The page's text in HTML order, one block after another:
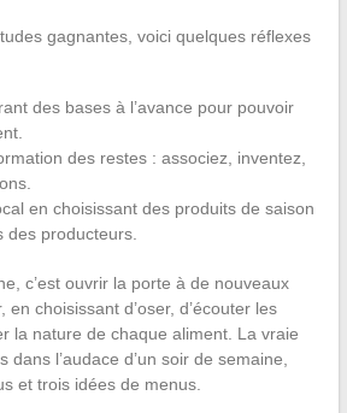
gagnantes, voici quelques réflexes
des bases à l’avance pour pouvoir
des restes : associez, inventez,
en choisissant des produits de saison
producteurs.
c’est ouvrir la porte à de nouveaux
en choisissant d’oser, d’écouter les
la nature de chaque aliment. La vraie
dans l’audace d’un soir de semaine,
et trois idées de menus.